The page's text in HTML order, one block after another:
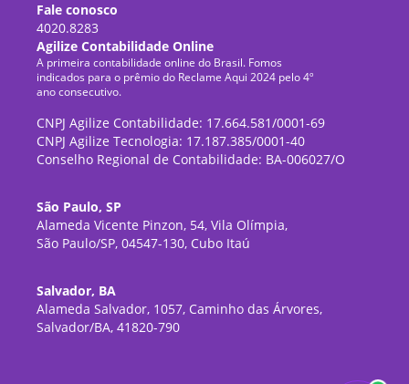
Fale conosco
4020.8283
Agilize Contabilidade Online
A primeira contabilidade online do Brasil. Fomos
indicados para o prêmio do Reclame Aqui 2024 pelo 4º
ano consecutivo.
CNPJ Agilize Contabilidade: 17.664.581/0001-69
CNPJ Agilize Tecnologia: 17.187.385/0001-40
Conselho Regional de Contabilidade: BA-006027/O
São Paulo, SP
Alameda Vicente Pinzon, 54, Vila Olímpia,
São Paulo/SP, 04547-130, Cubo Itaú
Salvador, BA
Alameda Salvador, 1057, Caminho das Árvores,
Salvador/BA, 41820-790